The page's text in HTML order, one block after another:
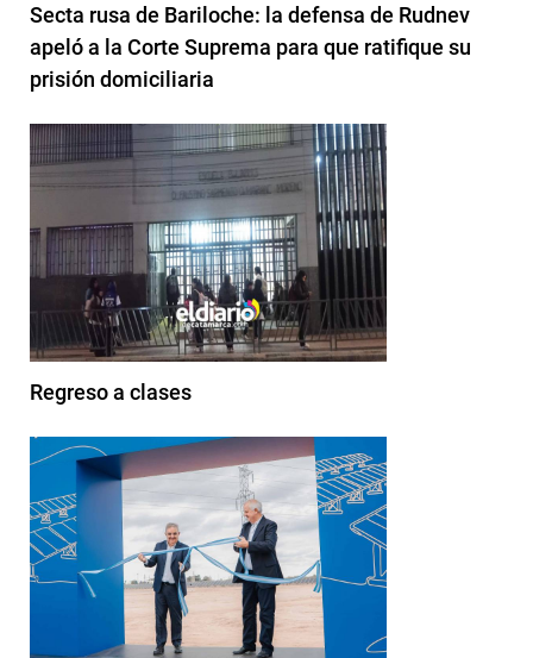
Secta rusa de Bariloche: la defensa de Rudnev
apeló a la Corte Suprema para que ratifique su
prisión domiciliaria
Regreso a clases